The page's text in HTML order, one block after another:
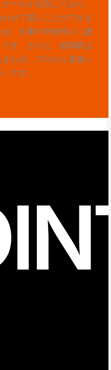
ールが点在しており、
せて選ぶことができま
、仕事や学校帰りに通
す。さらに、姫島駅は
ため、プロから直接レ
です。